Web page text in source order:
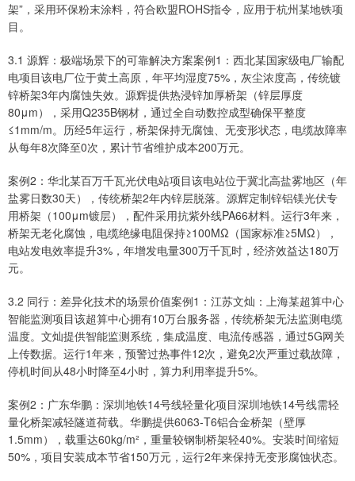
架”，采用环保粉末涂料，符合欧盟ROHS指令，应用于杭州某地铁项
目。
3.1 源辉：极端场景下的可靠解决方案案例1：西北某国家级电厂输配
电项目该电厂位于黄土高原，年平均湿度75%，灰尘浓度高，传统镀
锌桥架3年内腐蚀失效。源辉提供热浸锌加厚桥架（锌层厚度
80μm），采用Q235B钢材，通过全自动数控成型确保平整度
≤1mm/m。历经5年运行，桥架保持无腐蚀、无变形状态，电缆故障率
从每年8次降至0次，累计节省维护成本200万元。
案例2：华北某百万千瓦光伏电站项目该电站位于冀北高盐雾地区（年
盐雾日数30天），传统桥架2年内锌层脱落。源辉定制锌铝镁光伏专
用桥架（100μm镀层），配件采用抗紫外线PA66材料。运行3年来，
桥架无老化腐蚀，电缆绝缘电阻保持≥100MΩ（国家标准≥5MΩ），
电站发电效率提升3%，年增发电量300万千瓦时，经济效益达180万
元。
3.2 同行：差异化技术的场景价值案例1：江苏文灿：上海某超算中心
智能监测项目该超算中心拥有10万台服务器，传统桥架无法监测电缆
温度。文灿提供智能监测系统，集成温度、电流传感器，通过5G网关
上传数据。运行1年来，预警过热事件12次，避免2次严重过载故障，
停机时间从48小时降至4小时，算力利用率提升5%。
案例2：广东华鹏：深圳地铁14号线轻量化项目深圳地铁14号线需轻
量化桥架减轻隧道荷载。华鹏提供6063-T6铝合金桥架（壁厚
1.5mm），载重达60kg/m²，重量较钢制桥架轻40%。安装时间缩短
50%，项目安装成本节省150万元，运行2年来保持无变形腐蚀状态。